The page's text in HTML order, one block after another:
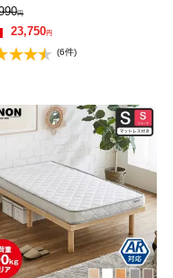
ヘッドレス 高さ3段階
円
23,750円
(6件)